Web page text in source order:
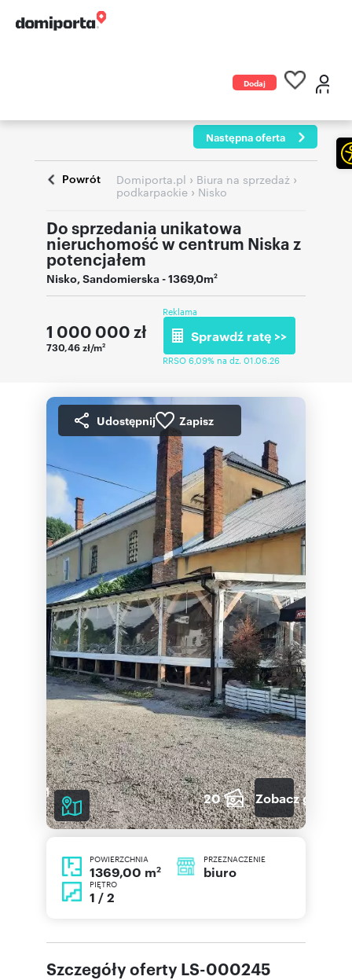
Dodaj
Następna oferta
Powrót Domiporta.pl › Biura na sprzedaż ›
podkarpackie › Nisko
Do sprzedania unikatowa
nieruchomość w centrum Niska z
potencjałem
Nisko,Sandomierska- 1369,0m2
1 000 000 zł
730,46 zł/m2
Reklama
Sprawdź ratę >>
RRSO 6,09% na dz. 01.06.26
Udostępnij Zapisz
20 Zobacz galerię
POWIERZCHNIA
1369,00 m2
PRZEZNACZENIE
biuro
PIĘTRO
1 / 2
Szczegóły oferty LS-000245